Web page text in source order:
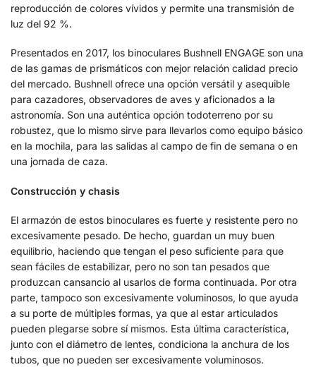
reproducción de colores vívidos y permite una transmisión de
luz del 92 %.
Presentados en 2017, los binoculares Bushnell ENGAGE son una
de las gamas de prismáticos con mejor relación calidad precio
del mercado. Bushnell ofrece una opción versátil y asequible
para cazadores, observadores de aves y aficionados a la
astronomía. Son una auténtica opción todoterreno por su
robustez, que lo mismo sirve para llevarlos como equipo básico
en la mochila, para las salidas al campo de fin de semana o en
una jornada de caza.
Construcción y chasis
El armazón de estos binoculares es fuerte y resistente pero no
excesivamente pesado. De hecho, guardan un muy buen
equilibrio, haciendo que tengan el peso suficiente para que
sean fáciles de estabilizar, pero no son tan pesados ​​que
produzcan cansancio al usarlos de forma continuada. Por otra
parte, tampoco son excesivamente voluminosos, lo que ayuda
a su porte de múltiples formas, ya que al estar articulados
pueden plegarse sobre sí mismos. Esta última característica,
junto con el diámetro de lentes, condiciona la anchura de los
tubos, que no pueden ser excesivamente voluminosos.